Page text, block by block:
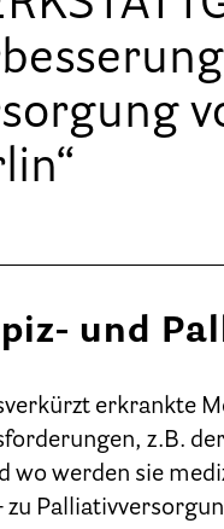
und
erkrankte
z.B.
wo werden sie
zu